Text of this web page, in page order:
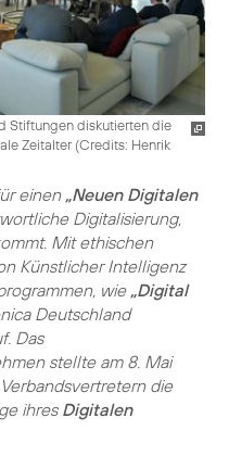
Stiftungen diskutierten die
Zeitalter (Credits: Henrik
einen „Neuen Digitalen
Digitalisierung,
Mit ethischen
Künstlicher Intelligenz
wie „Digital
Deutschland
Das
stellte am 8. Mai
die
ihres Digitalen